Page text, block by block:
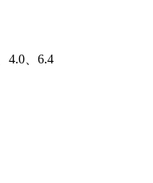
4.0、6.4